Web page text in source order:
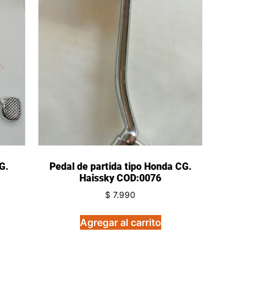
Pedal de partida tipo Honda CG.
Haissky COD:0076
$ 7.990
Agregar al carrito